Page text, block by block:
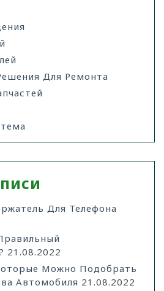
Для Ремонта
Для Телефона
21.08.2022
Можно Подобрать
Автомобиля 21.08.2022